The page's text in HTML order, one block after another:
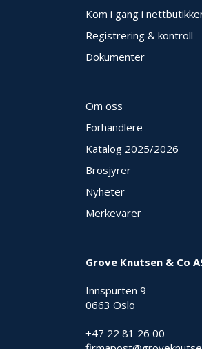
Kom i gang i
Registrering & kontroll
Dokumenter
Om oss
Forhandlere
Katalog 2025/2026
Brosjyrer
Nyheter
Merkevarer
Grove Knutsen & Co
Innspurten 9
0663 Oslo
+47 22 81 26 00